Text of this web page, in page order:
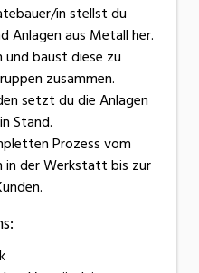
in stellst du
Anlagen aus Metall her.
baust diese zu
zusammen.
setzt du die Anlagen
Stand.
Prozess vom
in der Werkstatt bis zur